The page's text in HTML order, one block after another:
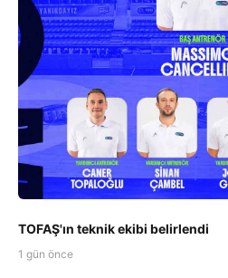
TOFAŞ'ın teknik ekibi belirlendi
1 gün önce